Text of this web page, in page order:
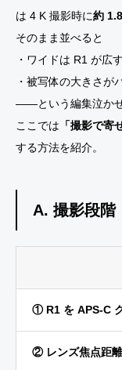
は 4 K 撮影時に約
そのまま並べると
・ワイドは R1 が広
・被写体の大きさが
――という編集泣かせ
ここでは 「撮影で寄
する方法を紹介。
A. 撮影段階
① R1 を APS-C
② レンズ焦点距